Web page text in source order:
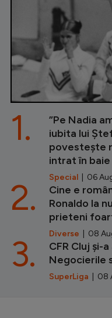
”Pe Nadia
iubita lui
povestește
intrat în baie
Special | 06
1.
Cine e
Ronaldo la
prieteni
Diverse | 08
2.
CFR Cluj și-
Negocierile
SuperLiga | 08
3.